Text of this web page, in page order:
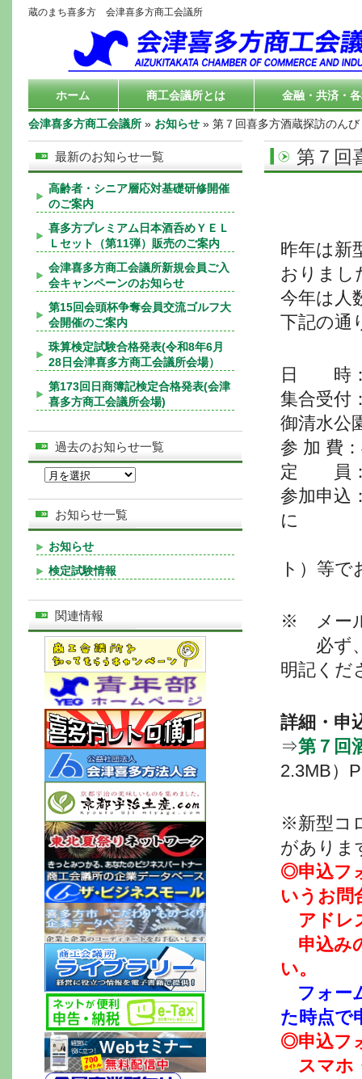
蔵のまち喜多方 会津喜多方商工会議所
ホーム 商工会議所とは 金融・共済・
会津喜多方商工会議所 » お知らせ » 第７回喜多方酒蔵探訪のん
第７回
昨年は新
おりまし
今年は人
下記の通
日 時：
集合受付
御清水公
参 加 費
定 員：
参加申込
に
ト）等
※ メー
必ず
明記くだ
詳細・申
⇒第７回
2.3MB）
※新型コ
がありま
◎申込フ
いうお問
アドレ
申込み
い。
フォー
た時点で
◎申込フ
スマホ
最新のお知らせ一覧
高齢者・シニア層応対基礎研修開催
のご案内
喜多方プレミアム日本酒呑めＹＥＬ
Ｌセット（第11弾）販売のご案内
会津喜多方商工会議所新規会員ご入
会キャンペーンのお知らせ
第15回会頭杯争奪会員交流ゴルフ大
会開催のご案内
珠算検定試験合格発表(令和8年6月
28日会津喜多方商工会議所会場）
第173回日商簿記検定合格発表(会津
喜多方商工会議所会場)
過去のお知らせ一覧
お知らせ一覧
お知らせ
検定試験情報
関連情報